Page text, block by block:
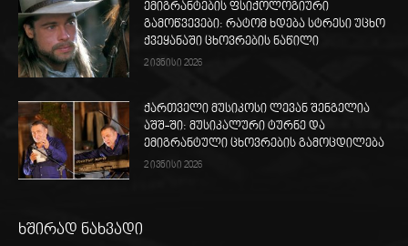
ემიგრანტების ფსიქოლოგიური
გამოწვევები: რატომ ხდება სტრესი უცხო
ქვეყანაში ცხოვრების ნაწილი
2 ივნისი 2026
ქართველი მუსიკოსი ლევან შენგელია
აშშ-ში: მუსიკალური ტურნე და
ემიგრანტული ცხოვრების გამოცდილება
2 ივნისი 2026
ხშირად ნახვადი